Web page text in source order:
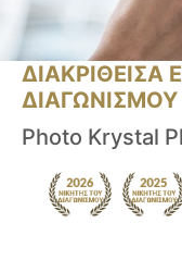
ΔΙΑΚΡΙΘΕΙΣΑ
ΔΙΑΓΩΝΙΣΜΟΥ
Photo Krystal